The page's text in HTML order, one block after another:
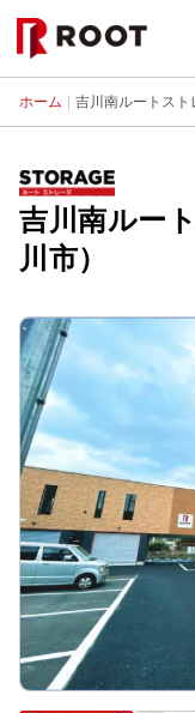
ホーム 吉川南ルートスト
吉川南ルー
川市）